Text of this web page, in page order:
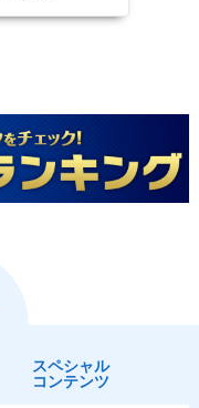
スペシャル
コンテンツ